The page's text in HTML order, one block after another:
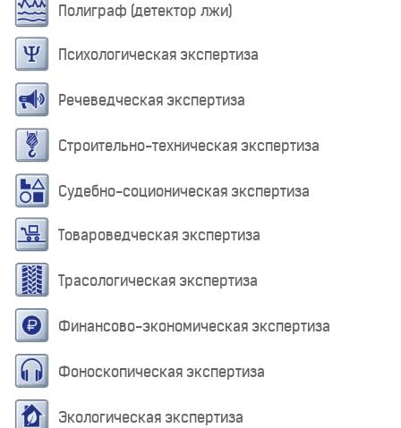
Полиграф (детектор лжи)
Психологическая экспертиза
Речеведческая экспертиза
Строительно-техническая экспертиза
Судебно-соционическая экспертиза
Товароведческая экспертиза
Трасологическая экспертиза
Финансово-экономическая экспертиза
Фоноскопическая экспертиза
Экологическая экспертиза